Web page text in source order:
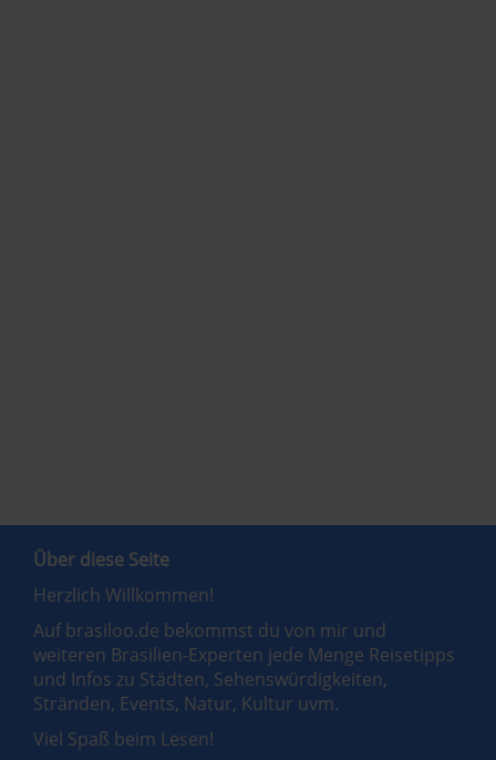
Über diese Seite
Herzlich Willkommen!
Auf brasiloo.de bekommst du von mir und
weiteren Brasilien-Experten jede Menge Reisetipps
und Infos zu Städten, Sehenswürdigkeiten,
Stränden, Events, Natur, Kultur uvm.
Viel Spaß beim Lesen!